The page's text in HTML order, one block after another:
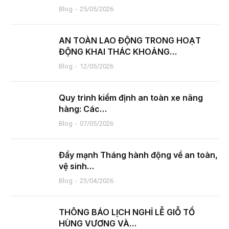
Blog 25/05/2026
AN TOÀN LAO ĐỘNG TRONG HOẠT
ĐỘNG KHAI THÁC KHOẢNG…
Blog 12/05/2026
Quy trình kiểm định an toàn xe nâng
hàng: Các…
Blog 07/05/2026
Đẩy mạnh Tháng hành động về an toàn,
vệ sinh…
Blog 23/04/2026
THÔNG BÁO LỊCH NGHỈ LỄ GIỖ TỔ
HÙNG VƯƠNG VÀ…